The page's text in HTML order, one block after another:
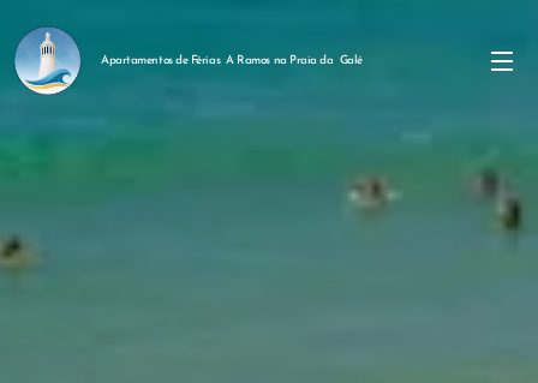
Apartamentos de Férias A Ramos na Praia da Galé